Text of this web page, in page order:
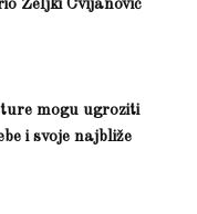
Željki Cvijanović
mogu ugroziti
i svoje najbliže